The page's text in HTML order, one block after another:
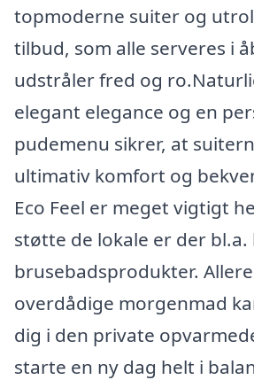
topmoderne suiter og
tilbud, som alle serveres i
udstråler fred og
elegant elegance og en
pudemenu sikrer, at
ultimativ komfort og
Eco Feel er meget vigtigt
støtte de lokale er der
brusebadsprodukter.
overdådige morgenmad
dig i den private
starte en ny dag helt i